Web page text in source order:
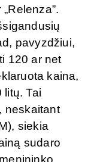
pavyzdžiui,
120 ar net
kaina,
litų. Tai
neskaitant
siekia
sudaro